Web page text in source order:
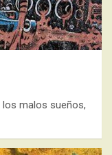
los malos sueños,